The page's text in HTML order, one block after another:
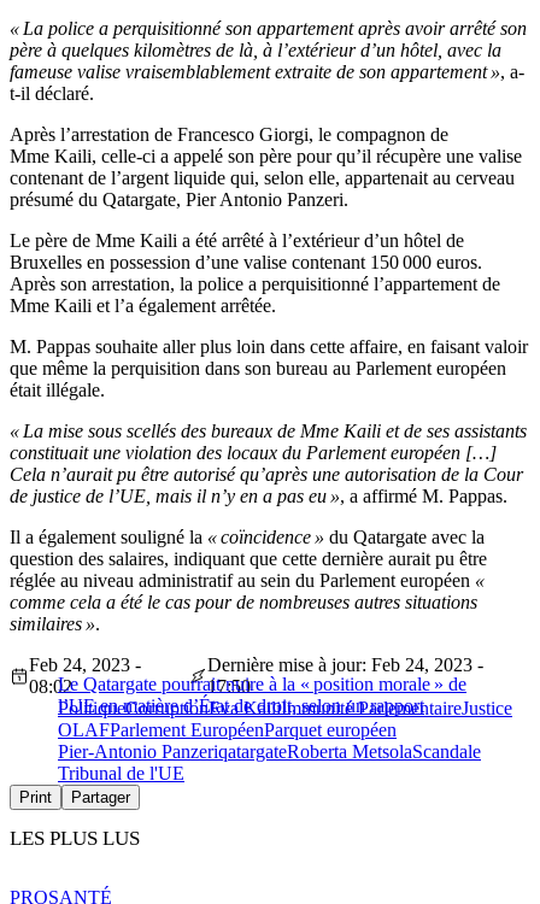
« La police a perquisitionné son appartement après avoir arrêté son
père à quelques kilomètres de là, à l’extérieur d’un hôtel, avec la
fameuse valise vraisemblablement extraite de son appartement », a-
t-il déclaré.
Après l’arrestation de Francesco Giorgi, le compagnon de
Mme Kaili, celle-ci a appelé son père pour qu’il récupère une valise
contenant de l’argent liquide qui, selon elle, appartenait au cerveau
présumé du Qatargate, Pier Antonio Panzeri.
Le père de Mme Kaili a été arrêté à l’extérieur d’un hôtel de
Bruxelles en possession d’une valise contenant 150 000 euros.
Après son arrestation, la police a perquisitionné l’appartement de
Mme Kaili et l’a également arrêtée.
M. Pappas souhaite aller plus loin dans cette affaire, en faisant valoir
que même la perquisition dans son bureau au Parlement européen
était illégale.
« La mise sous scellés des bureaux de Mme Kaili et de ses assistants
constituait une violation des locaux du Parlement européen […]
Cela n’aurait pu être autorisé qu’après une autorisation de la Cour
de justice de l’UE, mais il n’y en a pas eu », a affirmé M. Pappas.
Il a également souligné la « coïncidence » du Qatargate avec la
question des salaires, indiquant que cette dernière aurait pu être
réglée au niveau administratif au sein du Parlement européen «
comme cela a été le cas pour de nombreuses autres situations
similaires ».
Le Qatargate pourrait nuire à la « position morale » de
l’UE en matière d’État de droit, selon un rapport
Feb 24, 2023 -
08:02
Dernière mise à jour: Feb 24, 2023 -
17:50
PolitiqueCorruptionEva KailiImmunité ParlementaireJustice
OLAFParlement EuropéenParquet européen
Pier-Antonio PanzeriqatargateRoberta MetsolaScandale
Tribunal de l'UE
Print Partager
LES PLUS LUS
PROSANTÉ